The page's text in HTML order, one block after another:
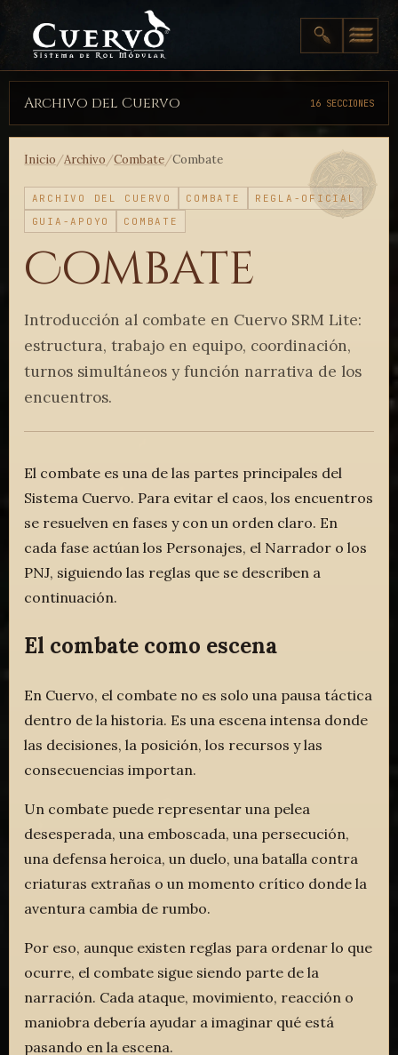
Archivo del Cuervo 16 SECCIONES
Inicio/Archivo/Combate/Combate
ARCHIVO DEL CUERVO COMBATE
REGLA-OFICIAL
GUIA-APOYO
COMBATE
Combate
Introducción al combate en Cuervo SRM Lite:
estructura, trabajo en equipo, coordinación,
turnos simultáneos y función narrativa de los
encuentros.
El combate es una de las partes principales del
Sistema Cuervo. Para evitar el caos, los encuentros
se resuelven en fases y con un orden claro. En
cada fase actúan los Personajes, el Narrador o los
PNJ, siguiendo las reglas que se describen a
continuación.
El combate como escena
En Cuervo, el combate no es solo una pausa táctica
dentro de la historia. Es una escena intensa donde
las decisiones, la posición, los recursos y las
consecuencias importan.
Un combate puede representar una pelea
desesperada, una emboscada, una persecución,
una defensa heroica, un duelo, una batalla contra
criaturas extrañas o un momento crítico donde la
aventura cambia de rumbo.
Por eso, aunque existen reglas para ordenar lo que
ocurre, el combate sigue siendo parte de la
narración. Cada ataque, movimiento, reacción o
maniobra debería ayudar a imaginar qué está
pasando en la escena.